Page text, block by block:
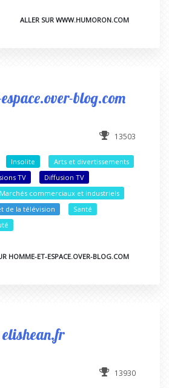
ALLER SUR WWW.HUMORON.COM
blog.com
13503
Insolite
Arts et divertissements
TV
Diffusion TV
Marchés commerciaux et industriels
de la télévision
Santé
HOMME-ET-ESPACE.OVER-BLOG.COM
elishean.fr
13930